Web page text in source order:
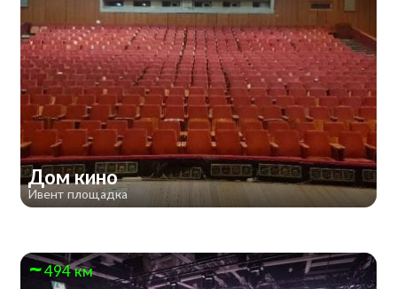
Дом кино
Ивент площадка
494 км